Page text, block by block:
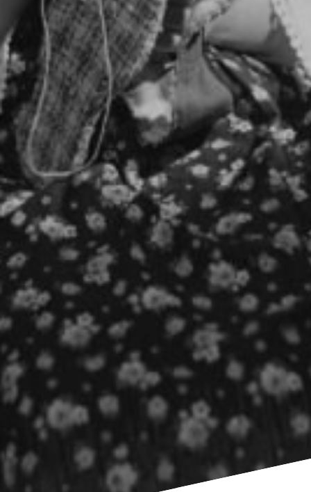
Ritorna alla lista